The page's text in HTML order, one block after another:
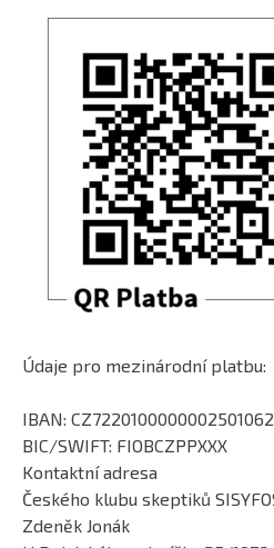
Údaje pro mezinárodní platbu:
IBAN:
BIC/SWIFT: FIOBCZPPXXX
Kontaktní adresa
Českého klubu skeptiků
Zdeněk Jonák